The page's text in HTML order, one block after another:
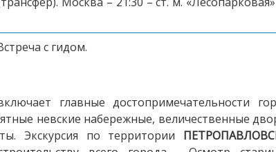
с гидом.
главные достопримечательности
невские набережные, величественные
Экскурсия по территории